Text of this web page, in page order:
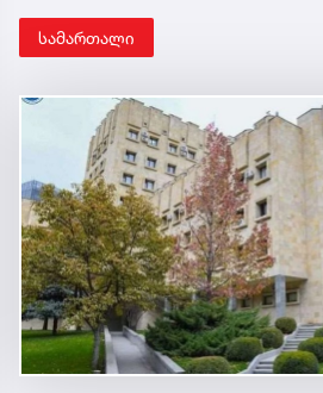
სამართალი